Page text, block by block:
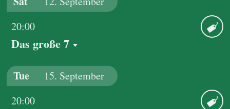
20:00
Das große 7
Tue 15. September
20:00